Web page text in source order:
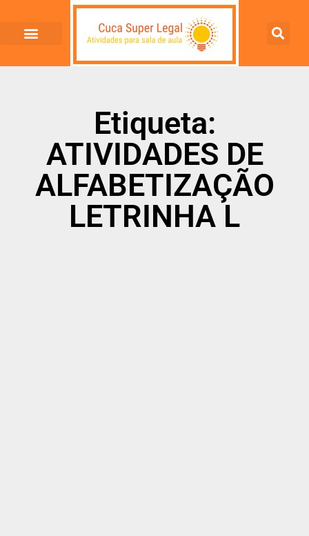
Etiqueta:
ATIVIDADES DE
ALFABETIZAÇÃO
LETRINHA L